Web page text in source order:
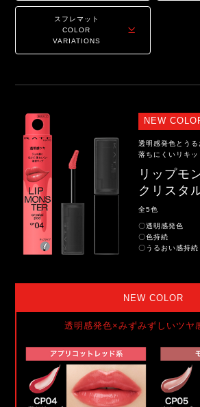
スフレマット
COLOR
VARIATIONS
NEW
透明感発色とうる
落ちにくいリキッ
リップモ
クリスタ
全5色
〇透明感発色
〇色持続
〇うるおい感持続
NEW COLOR
透明感発色×みずみずしいツヤ